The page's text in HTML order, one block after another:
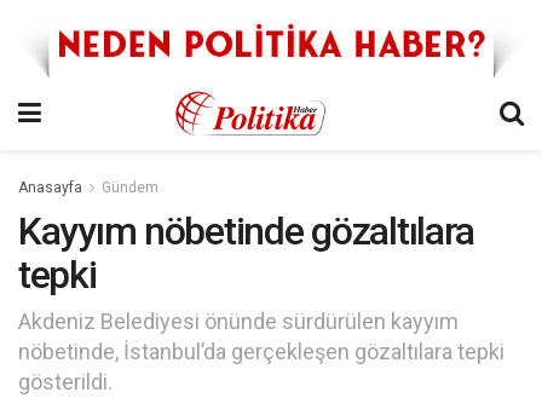
Anasayfa Gündem
Kayyım nöbetinde gözaltılara
tepki
Akdeniz Belediyesi önünde sürdürülen kayyım
nöbetinde, İstanbul’da gerçekleşen gözaltılara tepki
gösterildi.